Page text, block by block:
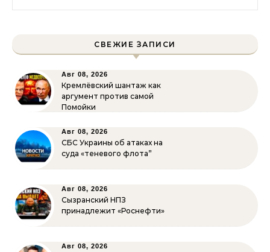
СВЕЖИЕ ЗАПИСИ
Авг 08, 2026
Кремлёвский шантаж как
аргумент против самой
Помойки
Авг 08, 2026
СБС Украины об атаках на
суда «теневого флота”
Авг 08, 2026
Сызранский НПЗ
принадлежит «Роснефти»
Авг 08, 2026